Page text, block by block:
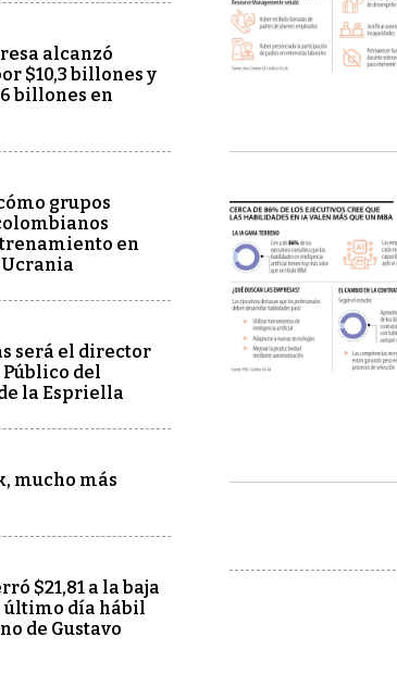
alcanzó
$10,3 billones y
billones en
grupos
en
será el director
Público del
la Espriella
mucho más
$21,81 a la baja
último día hábil
de Gustavo